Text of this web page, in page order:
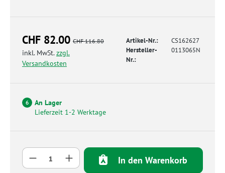
CHF 82.00 CHF 116.80
inkl. MwSt.zzgl.
Versandkosten
Artikel-Nr.:
CS162627
Hersteller-
Nr.:
0113065N
6
An Lager
Lieferzeit 1-2 Werktage
Produkt Anzahl: Gib den gewünschten
In den Warenkorb